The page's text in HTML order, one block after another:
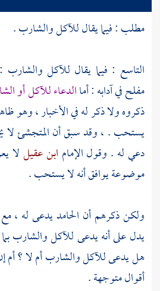
مطلب : فيما يقال للآكل والشارب .
التاسع : فيما يقال للآكل والشارب :
مفلحفي آدابه : أماالدعاء للآكل أو
ذكروه ولا ذكر له في الأخبار ، وهو
يستحب . ، وقد سبق أن المتجشئ لا
دعي له . وقول الإمام ابن عقيللا
موضوعة يوافق أنه لا يستحب .
ولكن ذكرهم أن الحامد يدعى له ،
يدل على أنه يدعى للآكل والشارب
هل يدعى للآكل والشارب أم لا ؟ أم
أقوال متوجهة .